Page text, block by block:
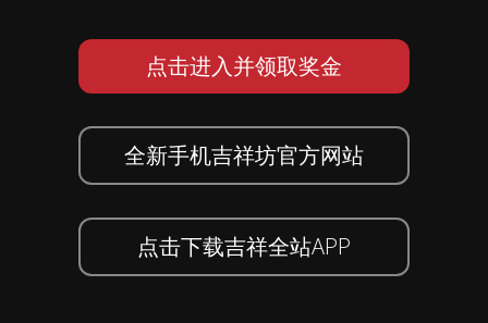
点击进入并领取奖金
全新手机吉祥坊官方网站
点击下载吉祥全站APP